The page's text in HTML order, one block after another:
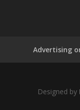
Advertising
Designed by